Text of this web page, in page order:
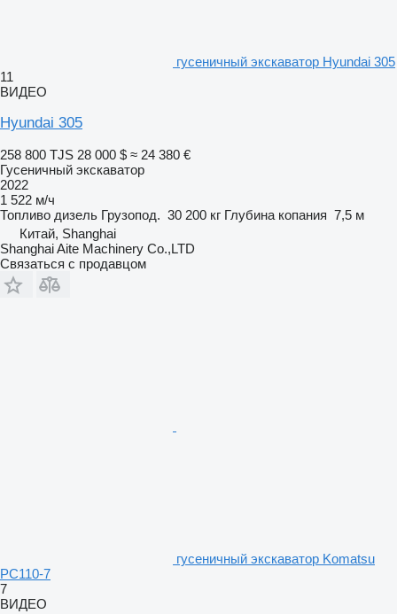
гусеничный экскаватор Hyundai 305
11
ВИДЕО
Hyundai 305
258 800 TJS 28 000 $ ≈ 24 380 €
Гусеничный экскаватор
2022
1 522 м/ч
Топливо дизель Грузопод. 30 200 кг Глубина копания 7,5 м
Китай, Shanghai
Shanghai Aite Machinery Co.,LTD
Связаться с продавцом
гусеничный экскаватор Komatsu
PC110-7
7
ВИДЕО